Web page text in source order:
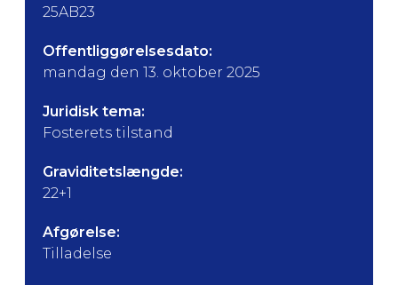
25AB23
Offentliggørelsesdato:
mandag den 13. oktober 2025
Juridisk tema:
Fosterets tilstand
Graviditetslængde:
22+1
Afgørelse:
Tilladelse